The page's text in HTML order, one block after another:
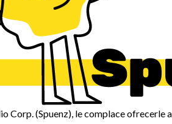
Corp. (Spuenz), le complace